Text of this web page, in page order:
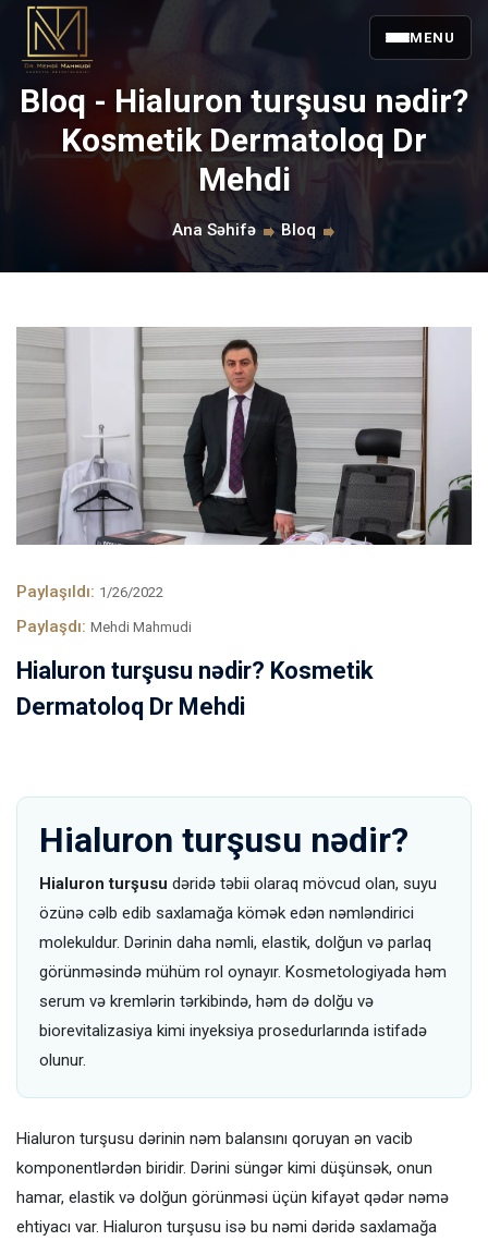
MENU
Bloq - Hialuron turşusu nədir?
Kosmetik Dermatoloq Dr
Mehdi
Ana Səhifə Bloq
Paylaşıldı: 1/26/2022
Paylaşdı: Mehdi Mahmudi
Hialuron turşusu nədir? Kosmetik
Dermatoloq Dr Mehdi
Hialuron turşusu nədir?
Hialuron turşusu dəridə təbii olaraq mövcud olan, suyu
özünə cəlb edib saxlamağa kömək edən nəmləndirici
molekuldur. Dərinin daha nəmli, elastik, dolğun və parlaq
görünməsində mühüm rol oynayır. Kosmetologiyada həm
serum və kremlərin tərkibində, həm də dolğu və
biorevitalizasiya kimi inyeksiya prosedurlarında istifadə
olunur.
Hialuron turşusu dərinin nəm balansını qoruyan ən vacib
komponentlərdən biridir. Dərini süngər kimi düşünsək, onun
hamar, elastik və dolğun görünməsi üçün kifayət qədər nəmə
ehtiyacı var. Hialuron turşusu isə bu nəmi dəridə saxlamağa